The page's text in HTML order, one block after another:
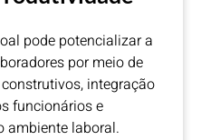
pode potencializar a
por meio de
integração
funcionários e
ambiente laboral.